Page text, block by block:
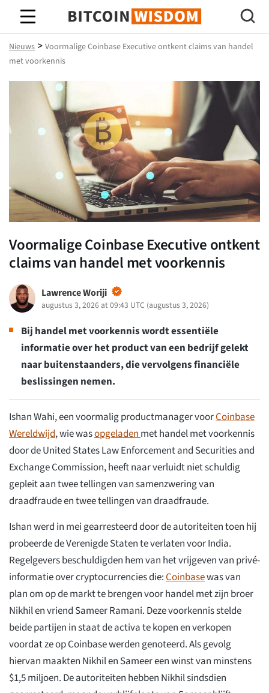
Bitcoin-wijsheid
Nieuws > Voormalige Coinbase Executive ontkent claims van handel
met voorkennis
Voormalige Coinbase Executive ontkent
claims van handel met voorkennis
Lawrence Woriji
augustus 3, 2026 at 09:43 UTC (augustus 3, 2026)
Bij handel met voorkennis wordt essentiële
informatie over het product van een bedrijf gelekt
naar buitenstaanders, die vervolgens financiële
beslissingen nemen.
Ishan Wahi, een voormalig productmanager voorCoinbase
Wereldwijd, wie wasopgeladenmet handel met voorkennis
door de United States Law Enforcement and Securities and
Exchange Commission, heeft naar verluidt niet schuldig
gepleit aan twee tellingen van samenzwering van
draadfraude en twee tellingen van draadfraude.
Ishan werd in mei gearresteerd door de autoriteiten toen hij
probeerde de Verenigde Staten te verlaten voor India.
Regelgevers beschuldigden hem van het vrijgeven van privé-
informatie over cryptocurrencies die:Coinbasewas van
plan om op de markt te brengen voor handel met zijn broer
Nikhil en vriend Sameer Ramani. Deze voorkennis stelde
beide partijen in staat de activa te kopen en verkopen
voordat ze op Coinbase werden genoteerd. Als gevolg
hiervan maakten Nikhil en Sameer een winst van minstens
$1,5 miljoen. De autoriteiten hebben Nikhil sindsdien